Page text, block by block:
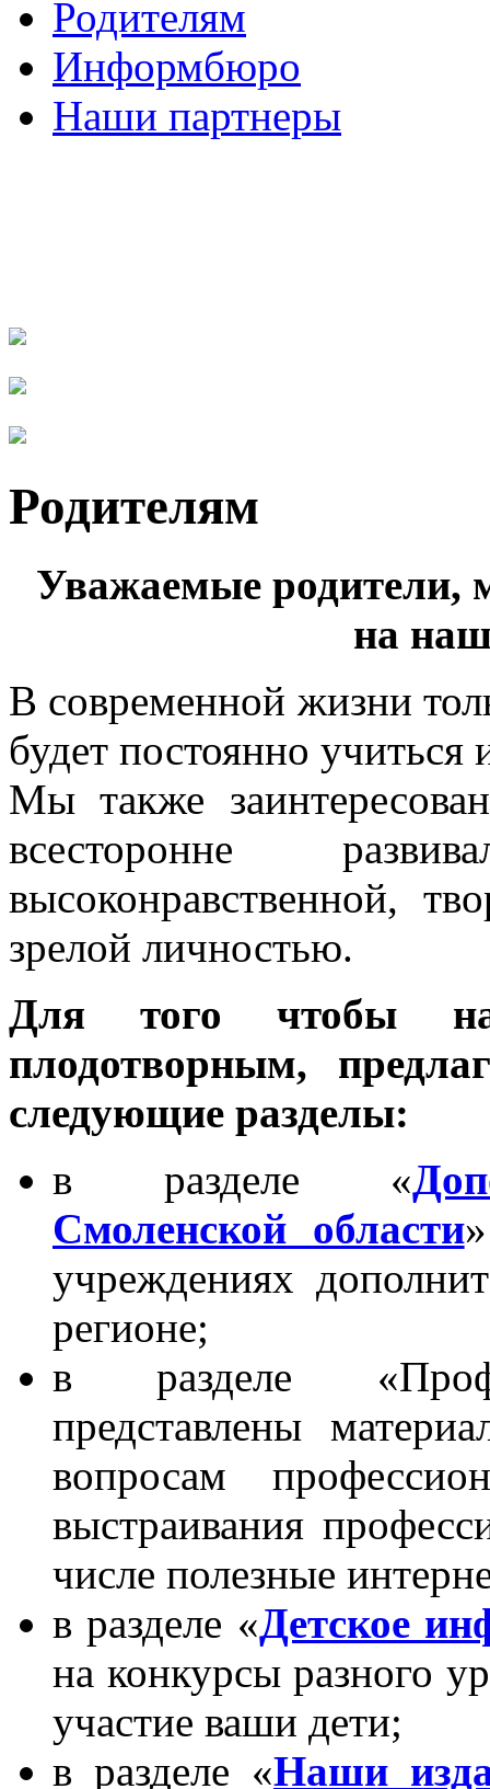
Родителям
Информбюро
Наши партнеры
Родителям
Уважаемые родители,
на
В современной жизни
будет постоянно учиться
Мы также
всесторонне
высоконравственной,
зрелой личностью.
Для того чтобы
плодотворным,
следующие разделы:
в разделе «
Смоленской области
учреждениях
регионе;
в разделе
представлены
вопросам
выстраивания
числе полезные
в разделе «Детское
на конкурсы разного
участие ваши дети;
в разделе «Наши